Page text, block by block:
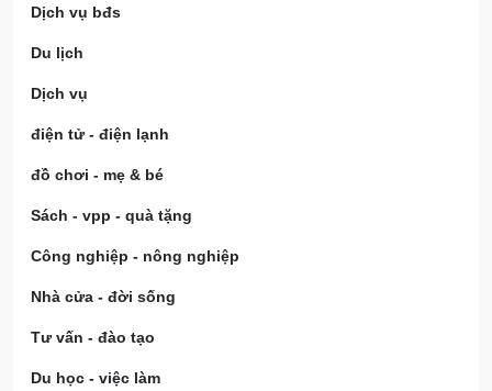
Dịch vụ bđs
Du lịch
Dịch vụ
điện tử - điện lạnh
đồ chơi - mẹ & bé
Sách - vpp - quà tặng
Công nghiệp - nông nghiệp
Nhà cửa - đời sống
Tư vấn - đào tạo
Du học - việc làm